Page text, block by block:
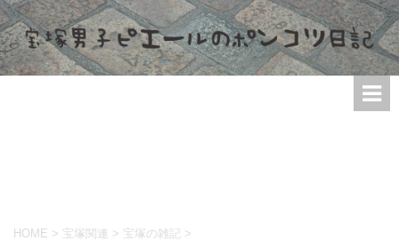
HOME > 宝塚関連 > 宝塚の雑記 >